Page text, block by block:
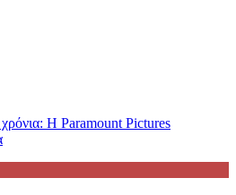
Η Paramount Pictures